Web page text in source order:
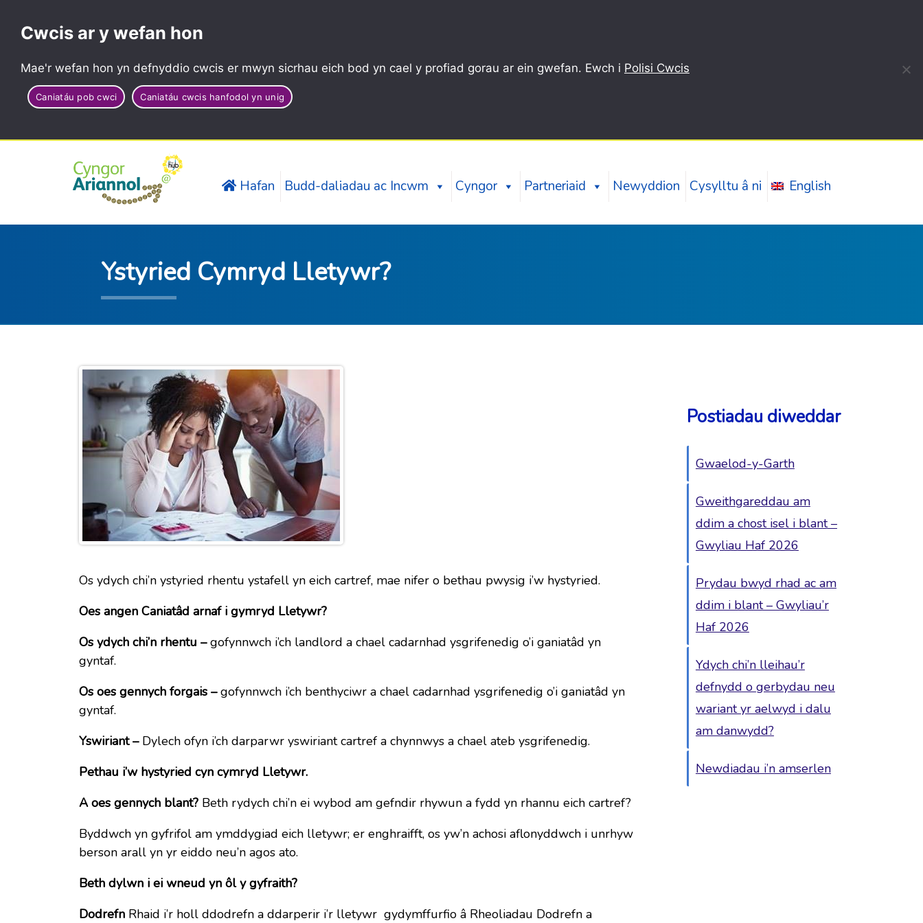
Cwcis ar y wefan hon
Mae'r wefan hon yn defnyddio cwcis er mwyn sicrhau eich bod yn cael y profiad gorau ar ein gwefan. Ewch i Polisi Cwcis
Caniatáu pob cwci Caniatáu cwcis hanfodol yn unig
Hafan Budd-daliadau ac Incwm Cyngor Partneriaid Newyddion Cysylltu â ni English
Ystyried Cymryd Lletywr?
Os ydych chi’n ystyried rhentu ystafell yn eich cartref, mae nifer o bethau pwysig i’w hystyried.
Oes angen Caniatâd arnaf i gymryd Lletywr?
Os ydych chi’n rhentu –gofynnwch i’ch landlord a chael cadarnhad ysgrifenedig o’i ganiatâd yn
gyntaf.
Os oes gennych forgais –gofynnwch i’ch benthyciwr a chael cadarnhad ysgrifenedig o’i ganiatâd yn
gyntaf.
Yswiriant – Dylech ofyn i’ch darparwr yswiriant cartref a chynnwys a chael ateb ysgrifenedig.
Pethau i’w hystyried cyn cymryd Lletywr.
A oes gennych blant? Beth rydych chi’n ei wybod am gefndir rhywun a fydd yn rhannu eich cartref?
Byddwch yn gyfrifol am ymddygiad eich lletywr; er enghraifft, os yw’n achosi aflonyddwch i unrhyw
berson arall yn yr eiddo neu’n agos ato.
Beth dylwn i ei wneud yn ôl y gyfraith?
Dodrefn Rhaid i’r holl ddodrefn a ddarperir i’r lletywr gydymffurfio â Rheoliadau Dodrefn a
Postiadau diweddar
Gwaelod-y-Garth
Gweithgareddau am
ddim a chost isel i blant –
Gwyliau Haf 2026
Prydau bwyd rhad ac am
ddim i blant – Gwyliau’r
Haf 2026
Ydych chi’n lleihau’r
defnydd o gerbydau neu
wariant yr aelwyd i dalu
am danwydd?
Newdiadau i’n amserlen